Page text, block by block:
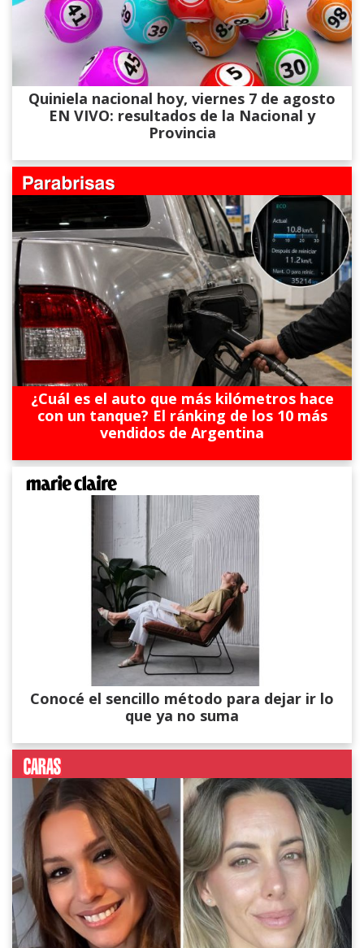
Quiniela nacional hoy, viernes 7 de agosto
EN VIVO: resultados de la Nacional y
Provincia
¿Cuál es el auto que más kilómetros hace
con un tanque? El ránking de los 10 más
vendidos de Argentina
Conocé el sencillo método para dejar ir lo
que ya no suma